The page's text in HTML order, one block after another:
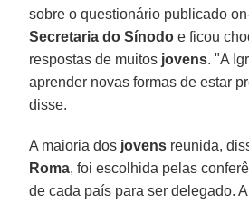
sobre o questionário publicado
Secretaria do Sínodo e ficou
respostas de muitos jovens. "A
aprender novas formas de estar
disse.
A maioria dos jovens reunida,
Roma, foi escolhida pelas
de cada país para ser delegado.